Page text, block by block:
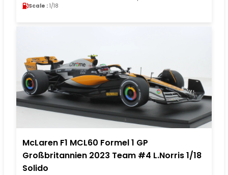
Scale : 1/18
McLaren F1 MCL60 Formel 1 GP
Großbritannien 2023 Team #4 L.Norris 1/18
Solido